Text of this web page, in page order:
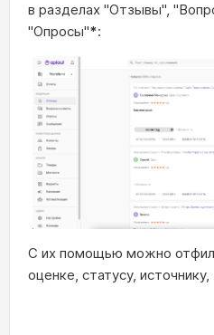
в разделах "Отзывы",
"Опросы"*:
С их помощью можно
оценке, статусу,